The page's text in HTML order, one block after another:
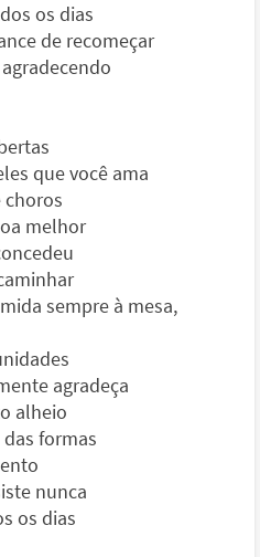
os dias
de recomeçar
que você ama
choros
melhor
sempre à mesa,
agradeça
alheio
formas
nunca
os dias